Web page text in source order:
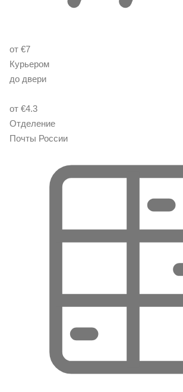
от €7
Курьером
до двери
от €4.3
Отделение
Почты России